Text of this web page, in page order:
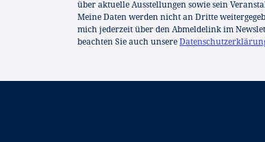
über aktuelle Ausstellungen sowie sein
Meine Daten werden nicht an Dritte
mich jederzeit über den Abmeldelink im
beachten Sie auch unsere